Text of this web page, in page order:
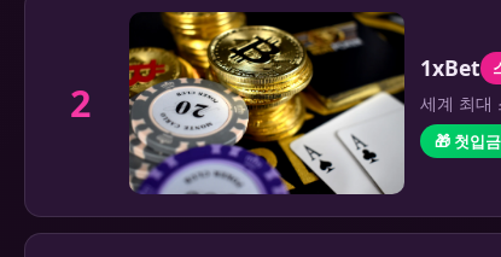
2
1xBet
세계 최대
🎁 첫입